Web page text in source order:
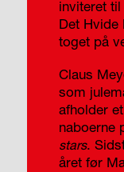
inviteret
Det Hvide
toget på
Claus
som
afholder
naboerne
stars.
året før